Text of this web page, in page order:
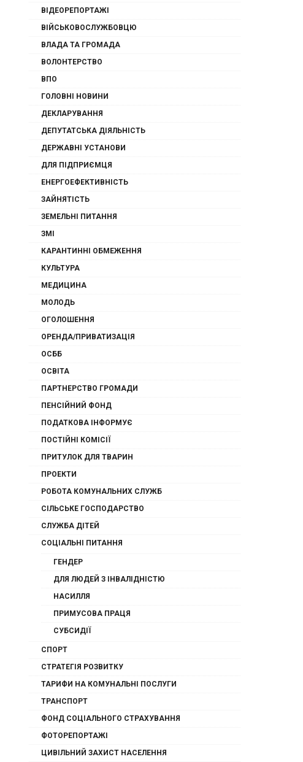
ВІДЕОРЕПОРТАЖІ
ВІЙСЬКОВОСЛУЖБОВЦЮ
ВЛАДА ТА ГРОМАДА
ВОЛОНТЕРСТВО
ВПО
ГОЛОВНІ НОВИНИ
ДЕКЛАРУВАННЯ
ДЕПУТАТСЬКА ДІЯЛЬНІСТЬ
ДЕРЖАВНІ УСТАНОВИ
ДЛЯ ПІДПРИЄМЦЯ
ЕНЕРГОЕФЕКТИВНІСТЬ
ЗАЙНЯТІСТЬ
ЗЕМЕЛЬНІ ПИТАННЯ
ЗМІ
КАРАНТИННІ ОБМЕЖЕННЯ
КУЛЬТУРА
МЕДИЦИНА
МОЛОДЬ
ОГОЛОШЕННЯ
ОРЕНДА/ПРИВАТИЗАЦІЯ
ОСББ
ОСВІТА
ПАРТНЕРСТВО ГРОМАДИ
ПЕНСІЙНИЙ ФОНД
ПОДАТКОВА ІНФОРМУЄ
ПОСТІЙНІ КОМІСІЇ
ПРИТУЛОК ДЛЯ ТВАРИН
ПРОЕКТИ
РОБОТА КОМУНАЛЬНИХ СЛУЖБ
СІЛЬСЬКЕ ГОСПОДАРСТВО
СЛУЖБА ДІТЕЙ
СОЦІАЛЬНІ ПИТАННЯ
ГЕНДЕР
ДЛЯ ЛЮДЕЙ З ІНВАЛІДНІСТЮ
НАСИЛЛЯ
ПРИМУСОВА ПРАЦЯ
СУБСИДІЇ
СПОРТ
СТРАТЕГІЯ РОЗВИТКУ
ТАРИФИ НА КОМУНАЛЬНІ ПОСЛУГИ
ТРАНСПОРТ
ФОНД СОЦІАЛЬНОГО СТРАХУВАННЯ
ФОТОРЕПОРТАЖІ
ЦИВІЛЬНИЙ ЗАХИСТ НАСЕЛЕННЯ